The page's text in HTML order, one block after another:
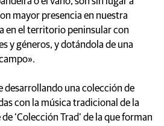
mayor presencia en nuestra
en el territorio peninsular con
y géneros, y dotándola de una
desarrollando una colección de
con la música tradicional de la
‘Colección Trad’ de la que forman